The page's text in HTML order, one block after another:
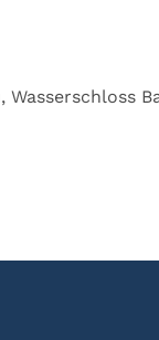
Wasserschloss